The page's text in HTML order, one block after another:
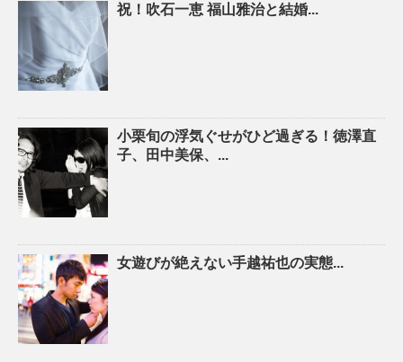
祝！吹石一恵 福山雅治と結婚...
小栗旬の浮気ぐせがひど過ぎる！徳澤直
子、田中美保、...
女遊びが絶えない手越祐也の実態...